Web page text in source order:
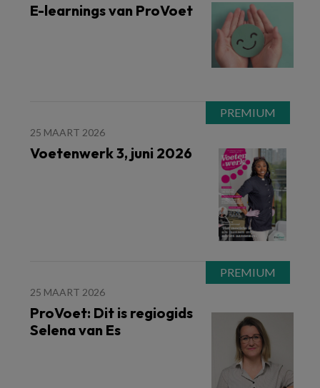
E-learnings van ProVoet
25 MAART 2026
Voetenwerk 3, juni 2026
25 MAART 2026
ProVoet: Dit is regiogids
Selena van Es